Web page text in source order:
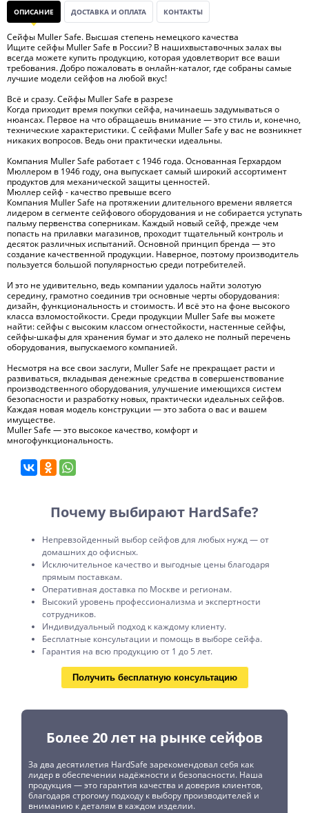
ОПИСАНИЕ ДОСТАВКА И ОПЛАТА КОНТАКТЫ
Сейфы Muller Safe. Высшая степень немецкого качества
Ищите сейфы Muller Safe в России? В нашихвыставочных залах вы
всегда можете купить продукцию, которая удовлетворит все ваши
требования. Добро пожаловать в онлайн-каталог, где собраны самые
лучшие модели сейфов на любой вкус!
Всё и сразу. Сейфы Muller Safe в разрезе
Когда приходит время покупки сейфа, начинаешь задумываться о
нюансах. Первое на что обращаешь внимание — это стиль и, конечно,
технические характеристики. С сейфами Muller Safe у вас не возникнет
никаких вопросов. Ведь они практически идеальны.
Компания Muller Safe работает с 1946 года. Основанная Герхардом
Мюллером в 1946 году, она выпускает самый широкий ассортимент
продуктов для механической защиты ценностей.
Мюллер сейф - качество превыше всего
Компания Muller Safe на протяжении длительного времени является
лидером в сегменте сейфового оборудования и не собирается уступать
пальму первенства соперникам. Каждый новый сейф, прежде чем
попасть на прилавки магазинов, проходит тщательный контроль и
десяток различных испытаний. Основной принцип бренда — это
создание качественной продукции. Наверное, поэтому производитель
пользуется большой популярностью среди потребителей.
И это не удивительно, ведь компании удалось найти золотую
середину, грамотно соединив три основные черты оборудования:
дизайн, функциональность и стоимость. И всё это на фоне высокого
класса взломостойкости. Среди продукции Muller Safe вы можете
найти: сейфы с высоким классом огнестойкости, настенные сейфы,
сейфы-шкафы для хранения бумаг и это далеко не полный перечень
оборудования, выпускаемого компанией.
Несмотря на все свои заслуги, Muller Safe не прекращает расти и
развиваться, вкладывая денежные средства в совершенствование
производственного оборудования, улучшение имеющихся систем
безопасности и разработку новых, практически идеальных сейфов.
Каждая новая модель конструкции — это забота о вас и вашем
имуществе.
Muller Safe — это высокое качество, комфорт и
многофункциональность.
Почему выбирают HardSafe?
Непревзойденный выбор сейфов для любых нужд — от
домашних до офисных.
Исключительное качество и выгодные цены благодаря
прямым поставкам.
Оперативная доставка по Москве и регионам.
Высокий уровень профессионализма и экспертности
сотрудников.
Индивидуальный подход к каждому клиенту.
Бесплатные консультации и помощь в выборе сейфа.
Гарантия на всю продукцию от 1 до 5 лет.
Получить бесплатную консультацию
Более 20 лет на рынке сейфов
За два десятилетия HardSafe зарекомендовал себя как
лидер в обеспечении надёжности и безопасности. Наша
продукция — это гарантия качества и доверия клиентов,
благодаря строгому подходу к выбору производителей и
вниманию к деталям в каждом изделии.